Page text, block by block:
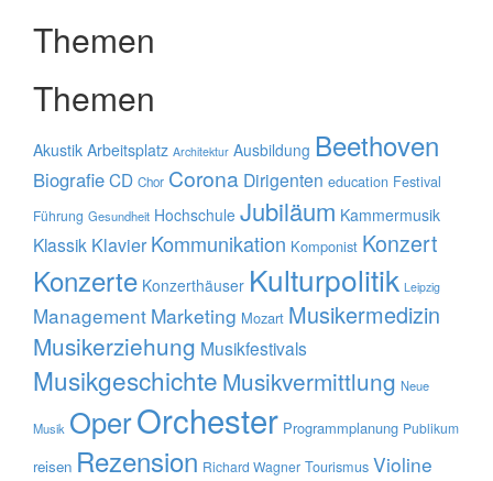
Themen
Themen
Akustik Arbeitsplatz Architektur Ausbildung Beethoven
BiografieCD Chor Corona Dirigenten education Festival
Führung Gesundheit Hochschule Jubiläum Kammermusik
Klassik Klavier Kommunikation Komponist Konzert
Konzerte Konzerthäuser Kulturpolitik Leipzig
Management Marketing Mozart Musikermedizin
Musikerziehung Musikfestivals
Musikgeschichte Musikvermittlung Neue
Musik OperOrchester Programmplanung Publikum
reisen Rezension Richard Wagner Tourismus Violine